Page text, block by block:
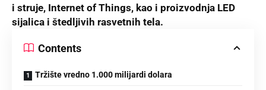
i struje, Internet of Things, kao i proizvodnja LED
sijalica i štedljivih rasvetnih tela.
Contents
Tržište vredno 1.000 milijardi dolara